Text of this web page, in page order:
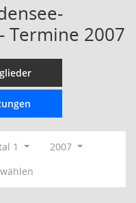
Termine 2007
1
2007